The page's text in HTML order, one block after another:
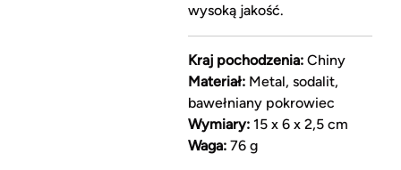
wysoką jakość.
Kraj pochodzenia:Chiny
Materiał:Metal, sodalit,
bawełniany pokrowiec
Wymiary:15 x 6 x 2,5 cm
Waga:76 g